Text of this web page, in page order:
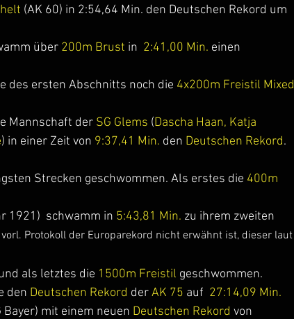
(AK 60) in 2:54,64 Min. den Deutschen Rekord um
über 200m Brust in 2:41,00 Min. einen
des ersten Abschnitts noch die 4x200m Freistil Mixed
Mannschaft der SG Glems (Dascha Haan, Katja
) in einer Zeit von 9:37,41 Min. den Deutschen Rekord.
Strecken geschwommen. Als erstes die 400m
1921)  schwamm in 5:43,81 Min. zu ihrem zweiten
Protokoll der Europarekord nicht erwähnt ist, dieser laut
als letztes die 1500m Freistil geschwommen.
den Deutschen Rekord der AK 75 auf 27:14,09 Min.
Bayer) mit einem neuen Deutschen Rekord von